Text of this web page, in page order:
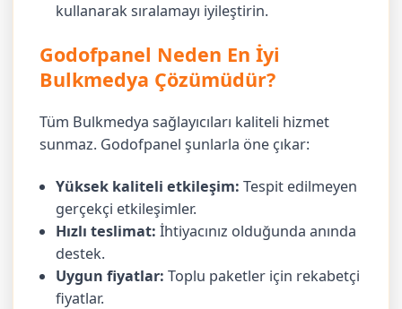
kullanarak sıralamayı iyileştirin.
Godofpanel Neden En İyi
Bulkmedya Çözümüdür?
Tüm Bulkmedya sağlayıcıları kaliteli hizmet
sunmaz. Godofpanel şunlarla öne çıkar:
Yüksek kaliteli etkileşim: Tespit edilmeyen
gerçekçi etkileşimler.
Hızlı teslimat: İhtiyacınız olduğunda anında
destek.
Uygun fiyatlar: Toplu paketler için rekabetçi
fiyatlar.